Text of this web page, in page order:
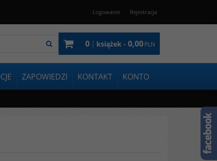
Logowanie Rejestracja
0 | książek - 0,00PLN
ZAPOWIEDZI KONTAKT KONTO